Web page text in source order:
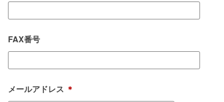
FAX番号
メールアドレス ＊